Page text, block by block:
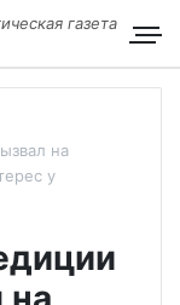
газета
на
у